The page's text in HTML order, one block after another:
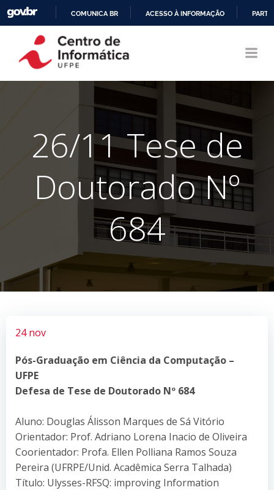
CONTEÚDO
COMUNICA BR ACESSO À INFORMAÇÃO
26/11 Tese de
Doutorado Nº
684
24 nov
Pós-Graduação em Ciência da Computação –
UFPE
Defesa de Tese de Doutorado Nº 684
Aluno: Douglas Álisson Marques de Sá Vitório
Orientador: Prof. Adriano Lorena Inacio de Oliveira
Coorientador: Profa. Ellen Polliana Ramos Souza
Pereira (UFRPE/Unid. Acadêmica Serra Talhada)
Título: Ulysses-RFSQ: improving Information